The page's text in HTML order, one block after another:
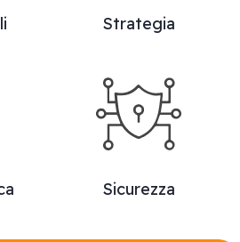
Strategia
Sicurezza